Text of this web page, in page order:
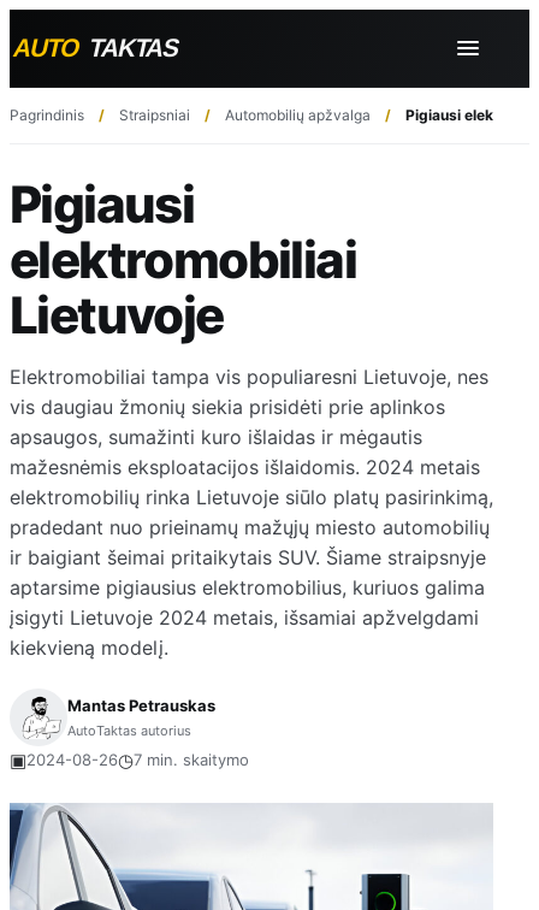
Pagrindinis Straipsniai Automobilių apžvalga Pigiausi
Pigiausi
elektromobiliai
Lietuvoje
Elektromobiliai tampa vis populiaresni Lietuvoje, nes
vis daugiau žmonių siekia prisidėti prie aplinkos
apsaugos, sumažinti kuro išlaidas ir mėgautis
mažesnėmis eksploatacijos išlaidomis. 2024 metais
elektromobilių rinka Lietuvoje siūlo platų pasirinkimą,
pradedant nuo prieinamų mažųjų miesto automobilių
ir baigiant šeimai pritaikytais SUV. Šiame straipsnyje
aptarsime pigiausius elektromobilius, kuriuos galima
įsigyti Lietuvoje 2024 metais, išsamiai apžvelgdami
kiekvieną modelį.
Mantas Petrauskas
AutoTaktas autorius
▣2024-08-26◷7 min. skaitymo